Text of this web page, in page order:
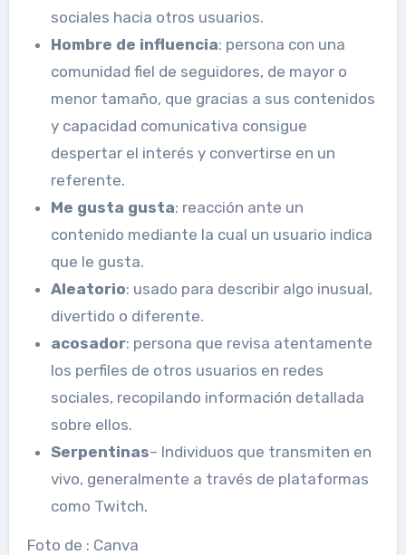
sociales hacia otros usuarios.
Hombre de influencia: persona con una
comunidad fiel de seguidores, de mayor o
menor tamaño, que gracias a sus contenidos
y capacidad comunicativa consigue
despertar el interés y convertirse en un
referente.
Me gusta gusta: reacción ante un
contenido mediante la cual un usuario indica
que le gusta.
Aleatorio: usado para describir algo inusual,
divertido o diferente.
acosador: persona que revisa atentamente
los perfiles de otros usuarios en redes
sociales, recopilando información detallada
sobre ellos.
Serpentinas– Individuos que transmiten en
vivo, generalmente a través de plataformas
como Twitch.
Foto de : Canva